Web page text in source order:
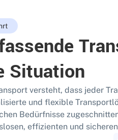
Situation
versteht, dass jeder
und flexible
Bedürfnisse
effizienten und